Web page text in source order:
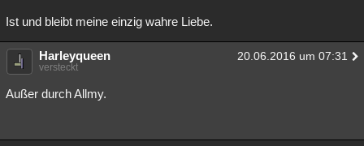
Ist und bleibt meine einzig wahre Liebe.
Harleyqueen 20.06.2016 um 07:31
versteckt
Außer durch Allmy.